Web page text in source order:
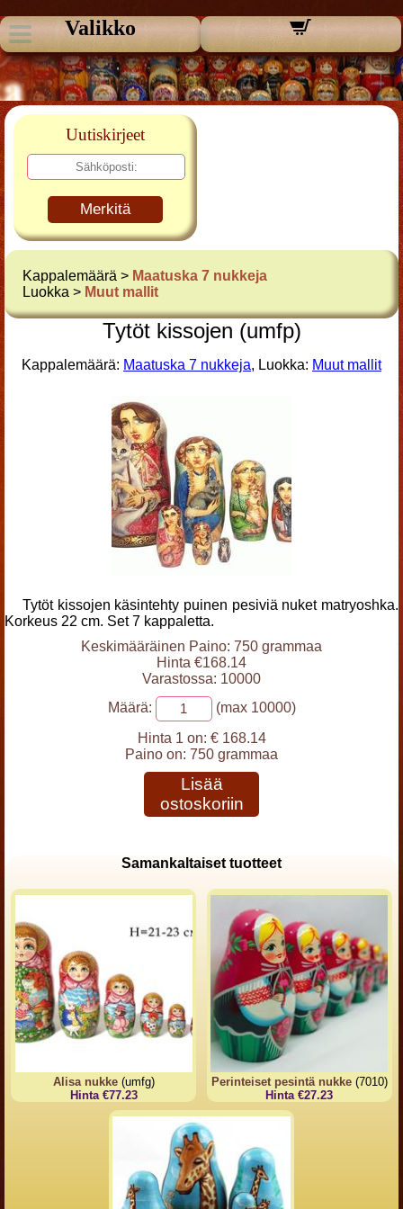
Valikko
Uutiskirjeet
Merkitä
Kappalemäärä > Maatuska 7 nukkeja
Luokka > Muut mallit
Tytöt kissojen (umfp)
Kappalemäärä: Maatuska 7 nukkeja, Luokka: Muut mallit
Tytöt kissojen käsintehty puinen pesiviä nuket matryoshka.
Korkeus 22 cm. Set 7 kappaletta.
Keskimääräinen Paino: 750 grammaa
Hinta €168.14
Varastossa: 10000
Määrä:
(max 10000)
Hinta 1 on: € 168.14
Paino on: 750 grammaa
Lisää
ostoskoriin
Samankaltaiset tuotteet
Alisa nukke(umfg)
Hinta €77.23
Perinteiset pesintä nukke(7010)
Hinta €27.23